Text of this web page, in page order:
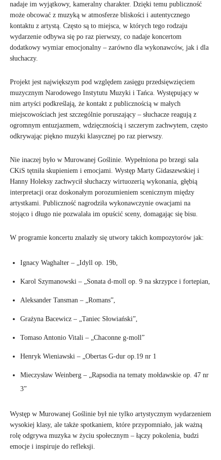
nadaje im wyjątkowy, kameralny charakter. Dzięki temu publiczność
może obcować z muzyką w atmosferze bliskości i autentycznego
kontaktu z artystą. Często są to miejsca, w których tego rodzaju
wydarzenie odbywa się po raz pierwszy, co nadaje koncertom
dodatkowy wymiar emocjonalny – zarówno dla wykonawców, jak i dla
słuchaczy.
Projekt jest największym pod względem zasięgu przedsięwzięciem
muzycznym Narodowego Instytutu Muzyki i Tańca. Występujący w
nim artyści podkreślają, że kontakt z publicznością w małych
miejscowościach jest szczególnie poruszający – słuchacze reagują z
ogromnym entuzjazmem, wdzięcznością i szczerym zachwytem, często
odkrywając piękno muzyki klasycznej po raz pierwszy.
Nie inaczej było w Murowanej Goślinie. Wypełniona po brzegi sala
CKiS tętniła skupieniem i emocjami. Występ Marty Gidaszewskiej i
Hanny Holeksy zachwycił słuchaczy wirtuozerią wykonania, głębią
interpretacji oraz doskonałym porozumieniem scenicznym między
artystkami. Publiczność nagrodziła wykonawczynie owacjami na
stojąco i długo nie pozwalała im opuścić sceny, domagając się bisu.
W programie koncertu znalazły się utwory takich kompozytorów jak:
Ignacy Waghalter – „Idyll op. 19b,
Karol Szymanowski – „Sonata d-moll op. 9 na skrzypce i fortepian,
Aleksander Tansman – „Romans”,
Grażyna Bacewicz – „Taniec Słowiański”,
Tomaso Antonio Vitali – „Chaconne g-moll”
Henryk Wieniawski – „Obertas G-dur op.19 nr 1
Mieczysław Weinberg – „Rapsodia na tematy mołdawskie op. 47 nr
3”
Występ w Murowanej Goślinie był nie tylko artystycznym wydarzeniem
wysokiej klasy, ale także spotkaniem, które przypomniało, jak ważną
rolę odgrywa muzyka w życiu społecznym – łączy pokolenia, budzi
emocje i inspiruje do refleksji.